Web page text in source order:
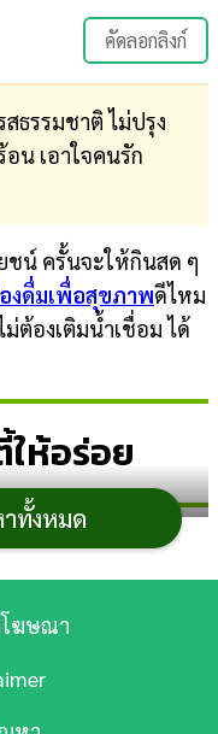
คัดลอกลิงก์
ธรรมชาติ ไม่ปรุง
น เอาใจคนรัก
ชน์ ครั้นจะให้กินสด ๆ
องดื่มเพื่อสุขภาพดีไหม
ต้องเติมน้ำเชื่อม ได้
ห้อร่อย
ทั้งหมด
ฆษณา